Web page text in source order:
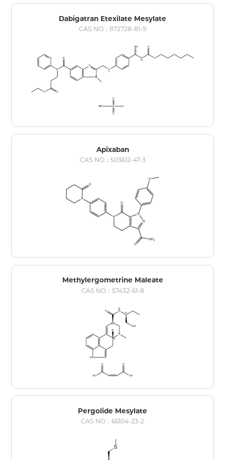
Dabigatran Etexilate Mesylate
CAS NO：872728-81-9
Apixaban
CAS NO：503612-47-3
Methylergometrine Maleate
CAS NO：57432-61-8
Pergolide Mesylate
CAS NO：66104-23-2